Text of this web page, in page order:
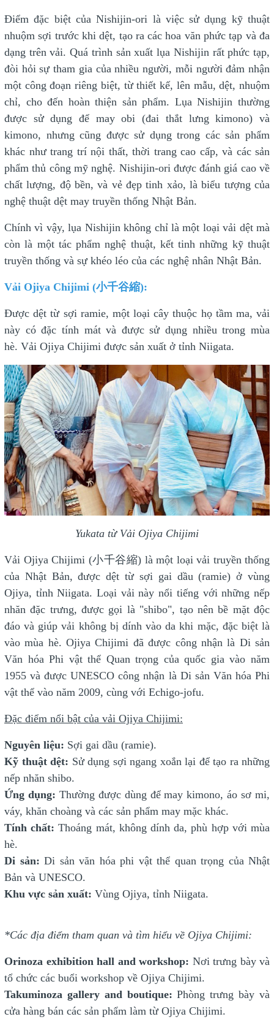
Điểm đặc biệt của Nishijin-ori là việc sử dụng kỹ thuật
nhuộm sợi trước khi dệt, tạo ra các hoa văn phức tạp và đa
dạng trên vải. Quá trình sản xuất lụa Nishijin rất phức tạp,
đòi hỏi sự tham gia của nhiều người, mỗi người đảm nhận
một công đoạn riêng biệt, từ thiết kế, lên mẫu, dệt, nhuộm
chỉ, cho đến hoàn thiện sản phẩm. Lụa Nishijin thường
được sử dụng để may obi (đai thắt lưng kimono) và
kimono, nhưng cũng được sử dụng trong các sản phẩm
khác như trang trí nội thất, thời trang cao cấp, và các sản
phẩm thủ công mỹ nghệ. Nishijin-ori được đánh giá cao về
chất lượng, độ bền, và vẻ đẹp tinh xảo, là biểu tượng của
nghệ thuật dệt may truyền thống Nhật Bản.
Chính vì vậy, lụa Nishijin không chỉ là một loại vải dệt mà
còn là một tác phẩm nghệ thuật, kết tinh những kỹ thuật
truyền thống và sự khéo léo của các nghệ nhân Nhật Bản.
Vải Ojiya Chijimi (小千谷縮):
Được dệt từ sợi ramie, một loại cây thuộc họ tầm ma, vải
này có đặc tính mát và được sử dụng nhiều trong mùa
hè. Vải Ojiya Chijimi được sản xuất ở tỉnh Niigata.
Yukata từ Vải Ojiya Chijimi
​​​Vải Ojiya Chijimi (小千谷縮) là một loại vải truyền thống
của Nhật Bản, được dệt từ sợi gai dầu (ramie) ở vùng
Ojiya, tỉnh Niigata. Loại vải này nổi tiếng với những nếp
nhăn đặc trưng, được gọi là "shibo", tạo nên bề mặt độc
đáo và giúp vải không bị dính vào da khi mặc, đặc biệt là
vào mùa hè. Ojiya Chijimi đã được công nhận là Di sản
Văn hóa Phi vật thể Quan trọng của quốc gia vào năm
1955 và được UNESCO công nhận là Di sản Văn hóa Phi
vật thể vào năm 2009, cùng với Echigo-jofu.
Đặc điểm nổi bật của vải Ojiya Chijimi:
Nguyên liệu: Sợi gai dầu (ramie).
Kỹ thuật dệt: Sử dụng sợi ngang xoắn lại để tạo ra những
nếp nhăn shibo.
Ứng dụng: Thường được dùng để may kimono, áo sơ mi,
váy, khăn choàng và các sản phẩm may mặc khác.
Tính chất: Thoáng mát, không dính da, phù hợp với mùa
hè.
Di sản: Di sản văn hóa phi vật thể quan trọng của Nhật
Bản và UNESCO.
Khu vực sản xuất: Vùng Ojiya, tỉnh Niigata.
*Các địa điểm tham quan và tìm hiểu về Ojiya Chijimi:
Orinoza exhibition hall and workshop: Nơi trưng bày và
tổ chức các buổi workshop về Ojiya Chijimi.
Takuminoza gallery and boutique: Phòng trưng bày và
cửa hàng bán các sản phẩm làm từ Ojiya Chijimi.